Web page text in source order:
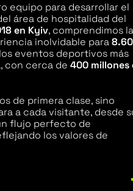
equipo para desarrollar el
área de hospitalidad del
en Kyiv, comprendimos la
inolvidable para
eventos deportivos más
con cerca de 400 millones
de primera clase, sino
a cada visitante, desde
flujo perfecto de
los valores de